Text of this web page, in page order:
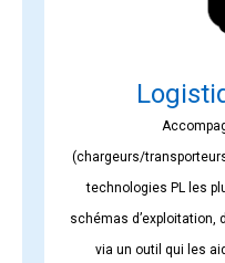
(chargeurs/
technologies PL les
schémas d’exploitation,
via un outil qui les